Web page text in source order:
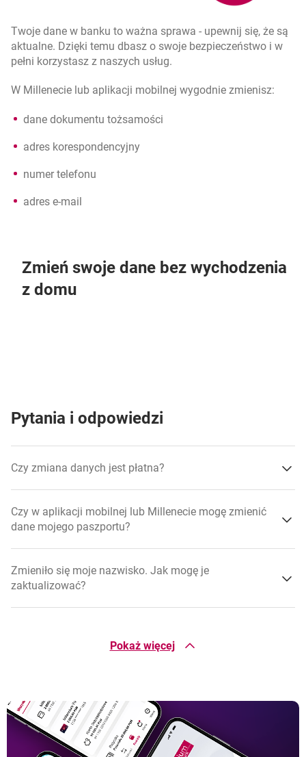
Twoje dane w banku to ważna sprawa - upewnij się, że są
aktualne. Dzięki temu dbasz o swoje bezpieczeństwo i w
pełni korzystasz z naszych usług.
W Millenecie lub aplikacji mobilnej wygodnie zmienisz:
dane dokumentu tożsamości
adres korespondencyjny
numer telefonu
adres e-mail
Zmień swoje dane bez wychodzenia
z domu
Pytania i odpowiedzi
Czy zmiana danych jest płatna?
Czy w aplikacji mobilnej lub Millenecie mogę zmienić
dane mojego paszportu?
Zmieniło się moje nazwisko. Jak mogę je
zaktualizować?
telefonu do Haseł SMS i jak mogę je zmienić?
Co się stanie, jeśli nie zaktualizuję danych dotyczących
dokumentu tożsamości?
Pokaż więcej